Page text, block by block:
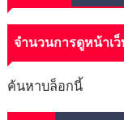
จำนวนการดูหน้าเ
ค้นหาบล็อกนี้